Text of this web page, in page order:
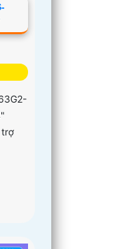
trợ